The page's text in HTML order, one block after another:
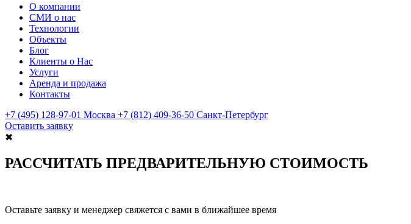
О компании
СМИ о нас
Технологии
Объекты
Блог
Клиенты о Нас
Услуги
Аренда и продажа
Контакты
+7 (495) 128-97-01 Москва +7 (812) 409-36-50 Санкт-Петербург
Оставить заявку
✖
РАССЧИТАТЬ ПРЕДВАРИТЕЛЬНУЮ СТОИМОСТЬ
Оставьте заявку и менеджер свяжется с вами в ближайшее время